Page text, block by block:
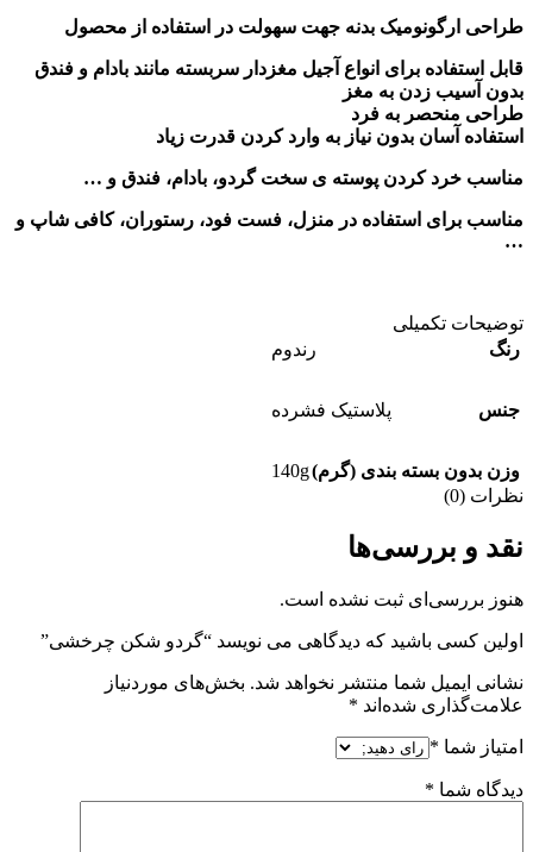
طراحی ارگونومیک بدنه جهت سهولت در استفاده از محصول
قابل استفاده برای انواع آجیل مغزدار سربسته مانند بادام و فندق
بدون آسیب زدن به مغز
طراحی منحصر به فرد
استفاده آسان بدون نیاز به وارد کردن قدرت زیاد
مناسب خرد کردن پوسته ی سخت گردو، بادام، فندق و …
مناسب برای استفاده در منزل، فست فود، رستوران، کافی شاپ و
…
توضیحات تکمیلی
رنگ
رندوم
جنس پلاستیک فشرده
وزن بدون بسته بندی (گرم)140g
نظرات (0)
نقد و بررسی‌ها
هنوز بررسی‌ای ثبت نشده است.
اولین کسی باشید که دیدگاهی می نویسد “گردو شکن چرخشی”
نشانی ایمیل شما منتشر نخواهد شد. بخش‌های موردنیاز
علامت‌گذاری شده‌اند *
امتیاز شما *
دیدگاه شما *